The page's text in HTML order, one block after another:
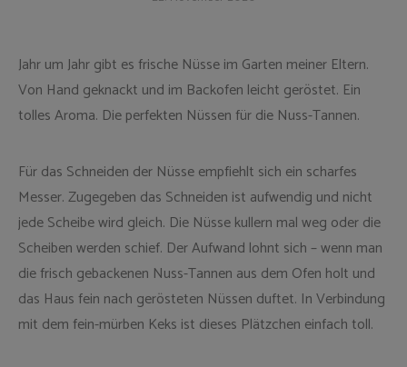
Jahr um Jahr gibt es frische Nüsse im Garten meiner Eltern.
Von Hand geknackt und im Backofen leicht geröstet. Ein
tolles Aroma. Die perfekten Nüssen für die Nuss-Tannen.
Für das Schneiden der Nüsse empfiehlt sich ein scharfes
Messer. Zugegeben das Schneiden ist aufwendig und nicht
jede Scheibe wird gleich. Die Nüsse kullern mal weg oder die
Scheiben werden schief. Der Aufwand lohnt sich – wenn man
die frisch gebackenen Nuss-Tannen aus dem Ofen holt und
das Haus fein nach gerösteten Nüssen duftet. In Verbindung
mit dem fein-mürben Keks ist dieses Plätzchen einfach toll.